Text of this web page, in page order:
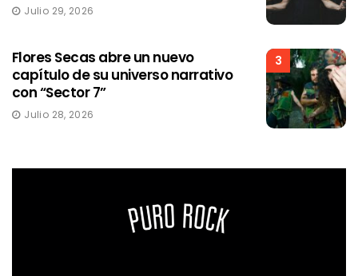
Julio 29, 2026
3
Flores Secas abre un nuevo
capítulo de su universo narrativo
con “Sector 7”
Julio 28, 2026